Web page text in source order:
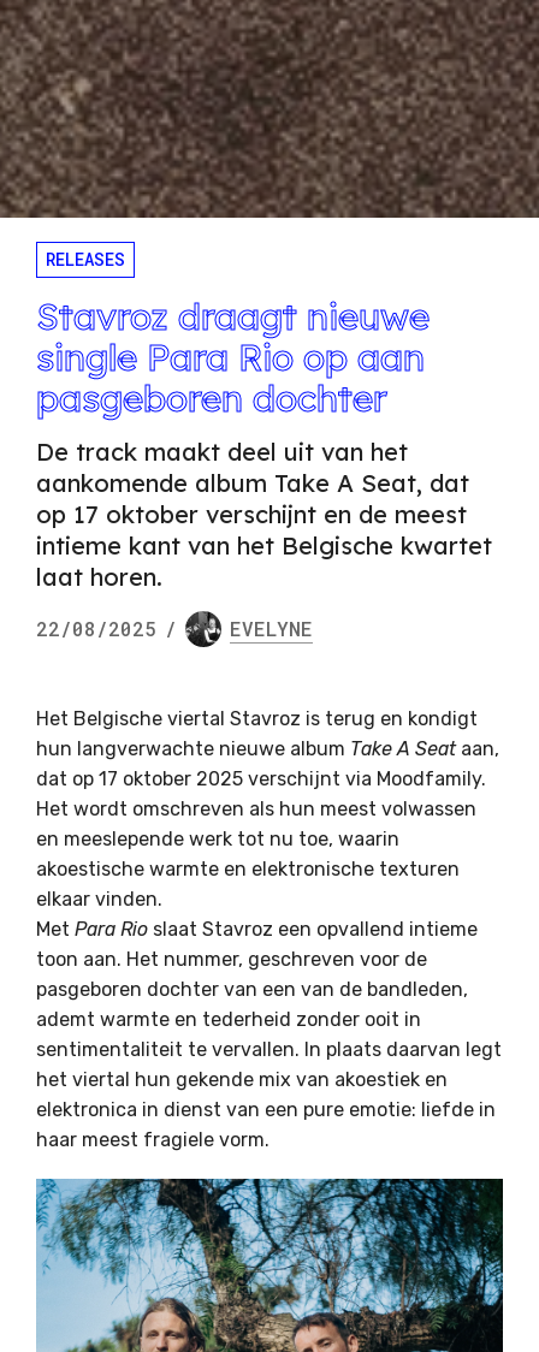
RELEASES
Stavroz draagt nieuwe
single Para Rio op aan
pasgeboren dochter
De track maakt deel uit van het
aankomende album Take A Seat, dat
op 17 oktober verschijnt en de meest
intieme kant van het Belgische kwartet
laat horen.
22/08/2025 / EVELYNE
Het Belgische viertal Stavroz is terug en kondigt
hun langverwachte nieuwe album Take A Seataan,
dat op 17 oktober 2025 verschijnt via Moodfamily.
Het wordt omschreven als hun meest volwassen
en meeslepende werk tot nu toe, waarin
akoestische warmte en elektronische texturen
elkaar vinden.
Met Para Rio slaat Stavroz een opvallend intieme
toon aan. Het nummer, geschreven voor de
pasgeboren dochter van een van de bandleden,
ademt warmte en tederheid zonder ooit in
sentimentaliteit te vervallen. In plaats daarvan legt
het viertal hun gekende mix van akoestiek en
elektronica in dienst van een pure emotie: liefde in
haar meest fragiele vorm.